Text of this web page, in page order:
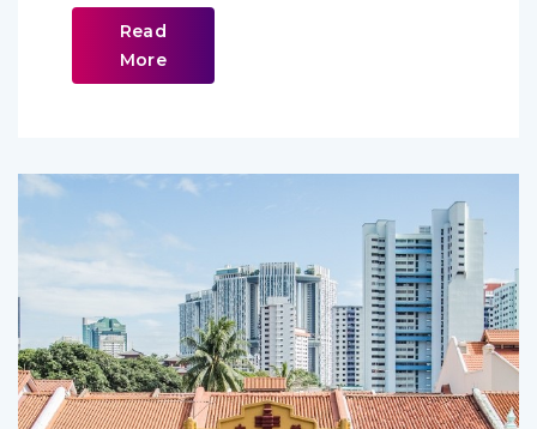
Read
More